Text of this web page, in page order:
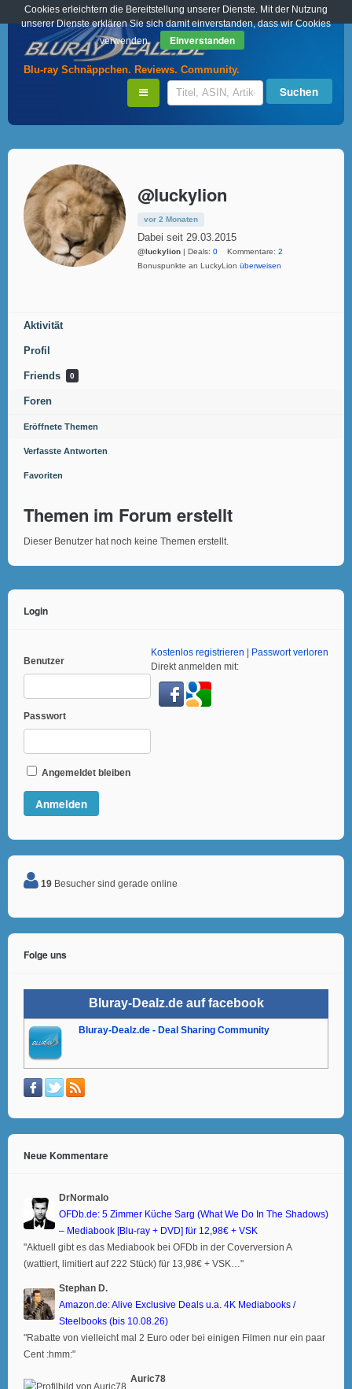
Blu-ray Schnäppchen. Reviews. Community.
@luckylion
vor 2 Monaten
Dabei seit 29.03.2015
@luckylion | Deals: 0 Kommentare: 2
Bonuspunkte an LuckyLion überweisen
Aktivität
Profil
Friends 0
Foren
Eröffnete Themen
Verfasste Antworten
Favoriten
Themen im Forum erstellt
Dieser Benutzer hat noch keine Themen erstellt.
Login
Benutzer
Passwort
Angemeldet bleiben
Kostenlos registrieren
Passwort verloren
Direkt anmelden mit:
19 Besucher sind gerade online
Folge uns
Bluray-Dealz.de auf facebook
Bluray-Dealz.de - Deal Sharing Community
Neue Kommentare
DrNormalo
OFDb.de: 5 Zimmer Küche Sarg (What We Do In The Shadows)
– Mediabook [Blu-ray + DVD] für 12,98€ + VSK
"Aktuell gibt es das Mediabook bei OFDb in der Coverversion A
(wattiert, limitiert auf 222 Stück) für 13,98€ + VSK…"
Stephan D.
Amazon.de: Alive Exclusive Deals u.a. 4K Mediabooks /
Steelbooks (bis 10.08.26)
"Rabatte von vielleicht mal 2 Euro oder bei einigen Filmen nur ein paar
Cent :hmm:"
Auric78
Cookies erleichtern die Bereitstellung unserer Dienste. Mit der Nutzung
unserer Dienste erklären Sie sich damit einverstanden, dass wir Cookies
verwenden.
Einverstanden